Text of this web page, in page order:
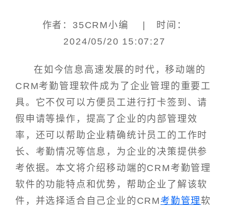
作者：35CRM小编 | 时间：
2024/05/20 15:07:27
在如今信息高速发展的时代，移动端的
CRM考勤管理软件成为了企业管理的重要工
具。它不仅可以方便员工进行打卡签到、请
假申请等操作，提高了企业的内部管理效
率，还可以帮助企业精确统计员工的工作时
长、考勤情况等信息，为企业的决策提供参
考依据。本文将介绍移动端的CRM考勤管理
软件的功能特点和优势，帮助企业了解该软
件，并选择适合自己企业的CRM考勤管理软